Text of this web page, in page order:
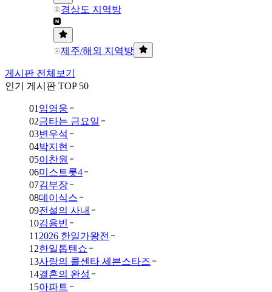
경상도 지역방
제주/해외 지역방
게시판 전체보기
인기 게시판 TOP 50
01 임영웅
02금타는 금요일
03변우석
04박지현
05이찬원
06미스트롯4
07김부장
08데이식스
09전설의 사내
10김용빈
11 2026 한일가왕전
12한일톱텐쇼
13사랑의 콜센타 세븐스타즈
14결혼의 완성
15아파트